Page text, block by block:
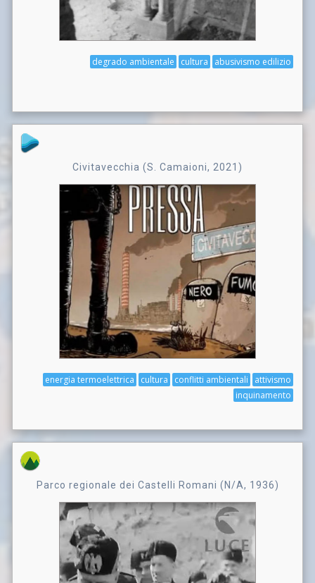
abusivismo edilizio
cultura
degrado ambientale
Civitavecchia (S. Camaioni, 2021)
attivismo
conflitti ambientali
cultura
energia termoelettrica
inquinamento
Parco regionale dei Castelli Romani (N/A, 1936)